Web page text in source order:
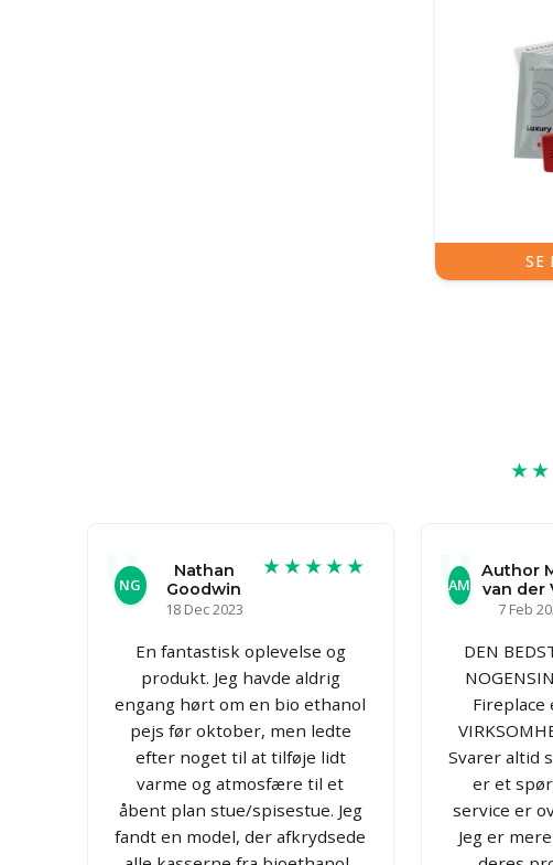
SE
NG
Nathan
Goodwin
18 Dec 2023
★★★★★
En fantastisk oplevelse og
produkt. Jeg havde aldrig
engang hørt om en bio ethanol
pejs før oktober, men ledte
efter noget til at tilføje lidt
varme og atmosfære til et
åbent plan stue/spisestue. Jeg
fandt en model, der afkrydsede
AM
Author
van der
7 Feb
DEN
Fireplace
Svarer altid
er et
service er
Jeg er